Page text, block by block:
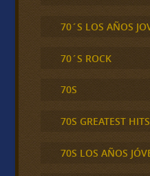
70´S LOS AÑOS
70´S ROCK
70S
70S GREATEST HITS
70S LOS AÑOS